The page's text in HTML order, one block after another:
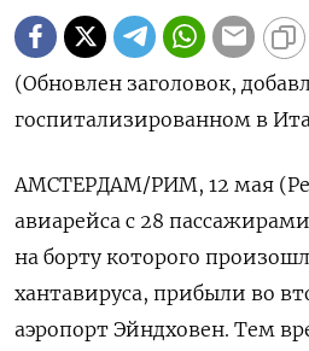
(Обновлен заголовок,
госпитализированном в
АМСТЕРДАМ/РИМ, 12 мая
авиарейса с 28
на борту которого
хантавируса, прибыли во
аэропорт Эйндховен. Тем